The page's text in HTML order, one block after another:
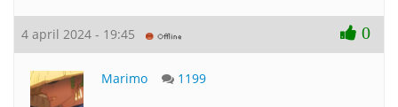
4 april 2024 - 19:45 0
Marimo 1199